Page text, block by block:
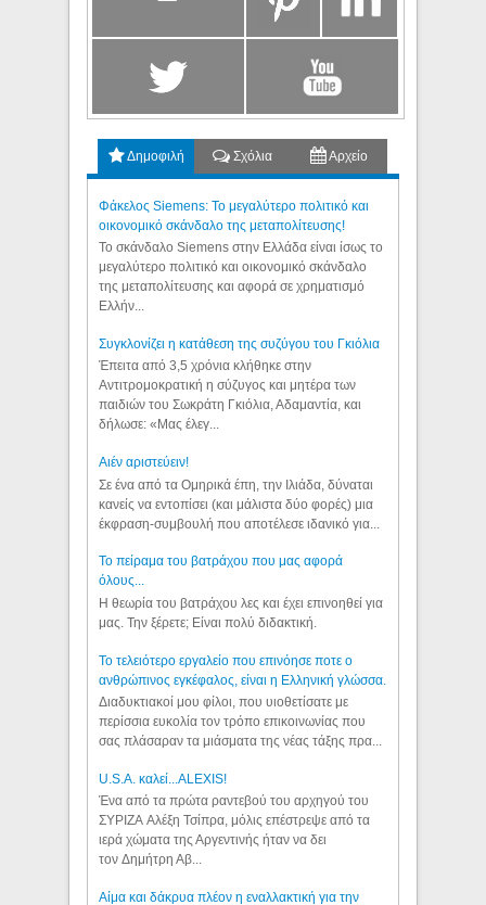
Δημοφιλή Σχόλια Αρχείο
Φάκελος Siemens: Το μεγαλύτερο πολιτικό και
οικονομικό σκάνδαλο της μεταπολίτευσης!
Το σκάνδαλο Siemens στην Ελλάδα είναι ίσως το
μεγαλύτερο πολιτικό και οικονομικό σκάνδαλο
της μεταπολίτευσης και αφορά σε χρηματισμό
Ελλήν...
Συγκλονίζει η κατάθεση της συζύγου του Γκιόλια
Έπειτα από 3,5 χρόνια κλήθηκε στην
Αντιτρομοκρατική η σύζυγος και μητέρα των
παιδιών του Σωκράτη Γκιόλια, Αδαμαντία, και
δήλωσε: «Μας έλεγ...
Aιέν αριστεύειν!
Σε ένα από τα Ομηρικά έπη, την Ιλιάδα, δύναται
κανείς να εντοπίσει (και μάλιστα δύο φορές) μια
έκφραση-συμβουλή που αποτέλεσε ιδανικό για...
Το πείραμα του βατράχου που μας αφορά
όλους...
Η θεωρία του βατράχου λες και έχει επινοηθεί για
μας. Την ξέρετε; Είναι πολύ διδακτική.
Το τελειότερο εργαλείο που επινόησε ποτε ο
ανθρώπινος εγκέφαλος, είναι η Ελληνική γλώσσα.
Διαδυκτιακοί μου φίλοι, που υιοθετίσατε με
περίσσια ευκολία τον τρόπο επικοινωνίας που
σας πλάσαραν τα μιάσματα της νέας τάξης πρα...
U.S.A. καλεί...ALEXIS!
Ένα από τα πρώτα ραντεβού του αρχηγού του
ΣΥΡΙΖΑ Αλέξη Τσίπρα, μόλις επέστρεψε από τα
ιερά χώματα της Αργεντινής ήταν να δει
τον Δημήτρη Αβ...
Αίμα και δάκρυα πλέον η εναλλακτική για την